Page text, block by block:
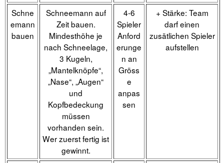
Schne
emann
bauen
Schneemann auf
Zeit bauen.
Mindesthöhe je
nach Schneelage,
3 Kugeln,
„Mantelknöpfe“,
„Nase“, „Augen“
und
Kopfbedeckung
müssen
vorhanden sein.
Wer zuerst fertig ist
gewinnt.
4-6
Spieler
Anford
erunge
n an
Gröss
e
anpas
sen
+ Stärke: Team
darf einen
zusätlichen Spieler
aufstellen